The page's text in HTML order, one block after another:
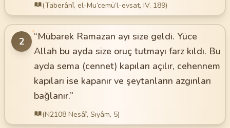
(Taberânî, el-Mu’cemü’l-evsat, IV, 189)
2
✦“Mübarek Ramazan ayı size geldi. Yüce
Allah bu ayda size oruç tutmayı farz kıldı. Bu
ayda sema (cennet) kapıları açılır, cehennem
kapıları ise kapanır ve şeytanların azgınları
bağlanır.”
(N2108 Nesâî, Sıyâm, 5)